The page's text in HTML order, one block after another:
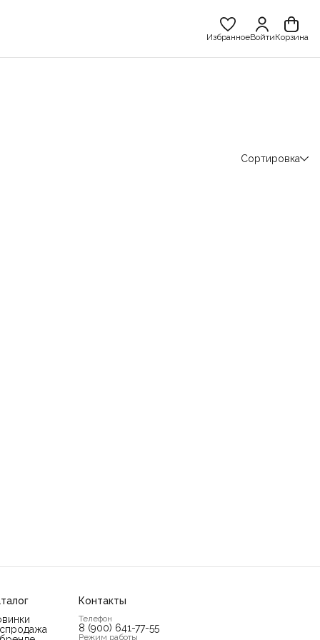
ИзбранноеВойтиКорзина
Сортировка
Контакты
Телефон
8 (900) 641-77-55
Режим работы